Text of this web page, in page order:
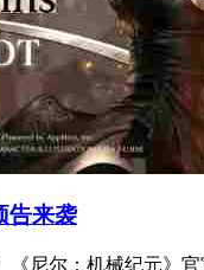
告来袭
尼尔：机械纪元》